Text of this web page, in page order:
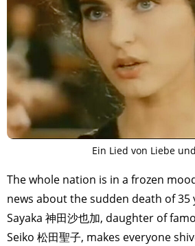
Ein Lied von Liebe
The whole nation is in a frozen
news about the sudden death of 35
Sayaka 神田沙也加, daughter of
Seiko 松田聖子, makes everyone